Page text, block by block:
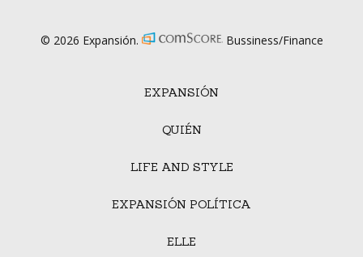
EXPANSIÓN
QUIÉN
LIFE AND STYLE
EXPANSIÓN POLÍTICA
ELLE
© 2026 Expansión. Bussiness/Finance